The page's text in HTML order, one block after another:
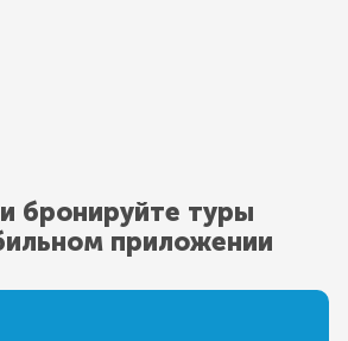
бронируйте туры
приложении